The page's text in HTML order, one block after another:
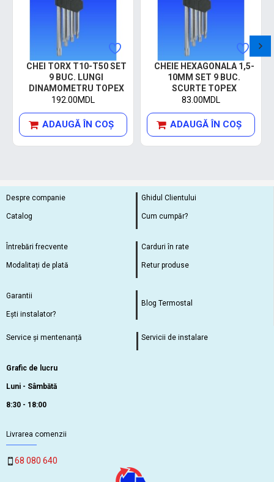
CHEI TORX T10-T50 SET
9 BUC. LUNGI
DINAMOMETRU TOPEX
192.00MDL
ADAUGĂ ÎN COŞ
CHEIE HEXAGONALA 1,5-
10MM SET 9 BUC.
SCURTE TOPEX
83.00MDL
ADAUGĂ ÎN COŞ
Despre companie
Catalog
Ghidul Clientului
Cum cumpăr?
Întrebări frecvente
Modalitați de plată
Carduri în rate
Retur produse
Garantii
Ești instalator?
Blog Termostal
Service și mentenanță Servicii de instalare
Grafic de lucru
Luni - Sâmbătă
8:30 - 18:00
Livrarea comenzii
68 080 640